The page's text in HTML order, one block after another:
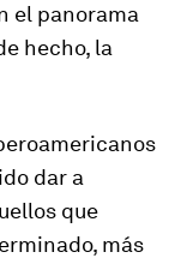
el panorama
hecho, la
dar a
que
más